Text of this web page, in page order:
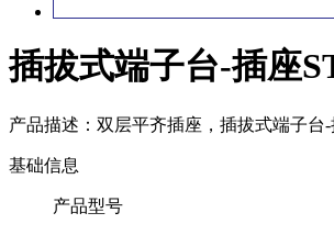
插拔式端子台-插座
产品描述： 双层平齐插座，插拔式端子台-
基础信息
产品型号